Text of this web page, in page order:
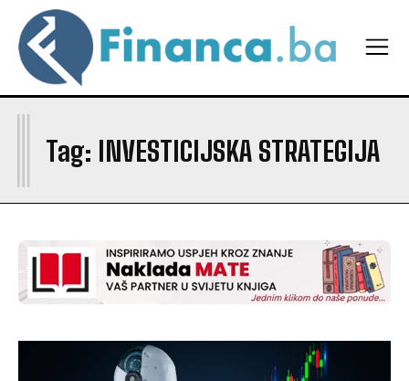
Tag: INVESTICIJSKA STRATEGIJA
I